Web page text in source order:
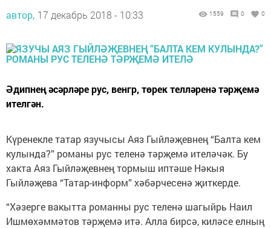
автор, 17 декабрь 2018 - 10:33 1559 0 0
Әдипнең әсәрләре рус, венгр, төрек телләренә тәрҗемә
ителгән.
Күренекле татар язучысы Аяз Гыйләҗевнең “Балта кем
кулында?” романы рус теленә тәрҗемә ителәчәк. Бу
хакта Аяз Гыйләҗевнең тормыш иптәше Нәкыя
Гыйләҗева “Татар-информ” хәбәрчесенә җиткерде.
“Хәзерге вакытта романны рус теленә шагыйрь Наил
Ишмөхәммәтов тәрҗемә итә. Алла бирсә, киләсе елның